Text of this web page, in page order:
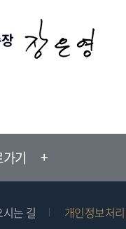
기
는 길 개인정보처